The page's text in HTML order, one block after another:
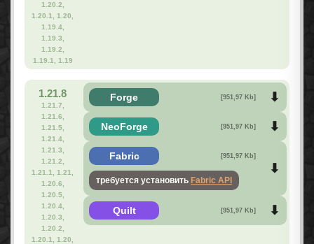
1.20.2,
1.20.1, 1.20,
1.19.4,
1.19.3,
1.19.2,
1.19.1, 1.19
1.21.8
1.21.7,
1.21.6,
1.21.5,
1.21.4,
1.21.3,
1.21.2,
1.21.1, 1.21,
1.20.6,
1.20.5,
1.20.4,
1.20.3,
1.20.2,
1.20.1, 1.20,
Forge [951,97 Kb]
NeoForge [951,97 Kb]
Fabric [951,97 Kb]
требуется установить Fabric API
Quilt [951,97 Kb]